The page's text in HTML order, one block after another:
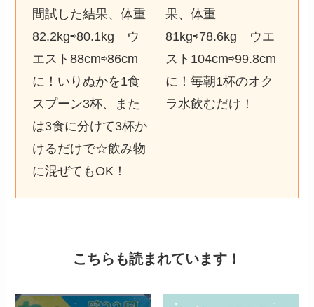
間試した結果、体重
82.2kg⇨80.1kg ウ
エスト88cm⇨86cm
に！いりぬかを1食
スプーン3杯、また
は3食に分けて3杯か
けるだけで☆飲み物
に混ぜてもOK！
果、体重
81kg⇨78.6kg ウエ
スト104cm⇨99.8cm
に！毎朝1杯のオク
ラ水飲むだけ！
こちらも読まれています！